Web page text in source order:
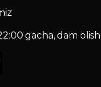
gacha, dam